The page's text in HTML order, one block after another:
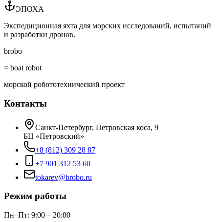
ЭПОХА
Экспедиционная яхта для морских исследований, испытаний
и разработки дронов.
brobo
= boat robot
морской робототехнический проект
Контакты
Санкт-Петербург, Петровская коса, 9
БЦ «Петровский»
+8 (812) 309 28 87
+7 901 312 53 60
tokarev@brobo.ru
Режим работы
Пн–Пт: 9:00 – 20:00